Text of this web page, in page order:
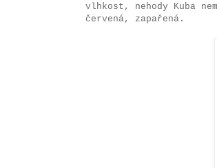
vlhkost, nehody Kuba
červená, zapařená.